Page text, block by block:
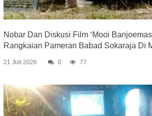
Nobar Dan Diskusi Film ‘Mooi
Rangkaian Pameran Babad Sokaraja Di
21 Juli 2026 0 77